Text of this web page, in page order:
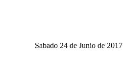
Sabado 24 de Junio de 2017